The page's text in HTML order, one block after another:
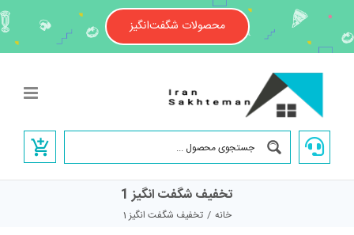
content
محصولات شگفت‌انگیز
تخفیف شگفت انگیز 1
خانه / تخفیف شگفت انگیز 1